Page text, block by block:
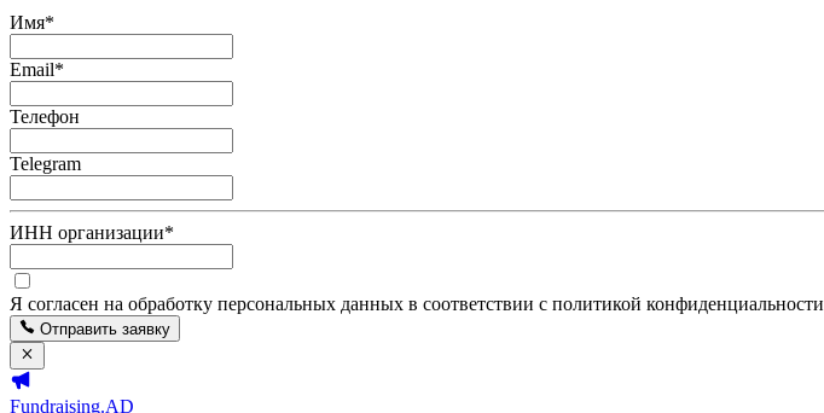
Имя*
Email*
Телефон
Telegram
ИНН организации*
Я согласен на обработку персональных данных в соответствии с политикой конфиденциальности
Отправить заявку
Fundraising.AD